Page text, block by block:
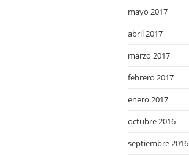
mayo 2017
abril 2017
marzo 2017
febrero 2017
enero 2017
octubre 2016
septiembre 2016